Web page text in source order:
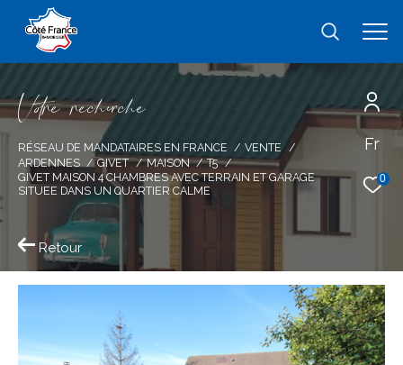
Fr
0
Vore recece
RÉSEAU DE MANDATAIRES EN FRANCE
VENTE
ARDENNES
GIVET MAISON
T5
GIVET MAISON 4 CHAMBRES AVEC TERRAIN ET GARAGE
SITUEE DANS UN QUARTIER CALME
Retour
Effectuer une recherche
et trouver le bien qui correspond à vos
critères
Type
d'offre
Vente
bien
type de bien